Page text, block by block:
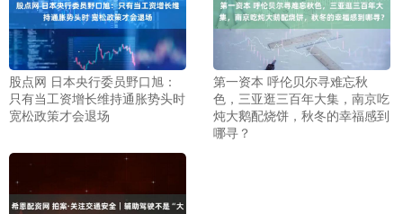
股点网 日本央行委员野口旭：
只有当工资增长维持通胀势头时
宽松政策才会退场
第一资本 呼伦贝尔寻难忘秋
色，三亚逛三百年大集，南京吃
炖大鹅配烧饼，秋冬的幸福感到
哪寻？